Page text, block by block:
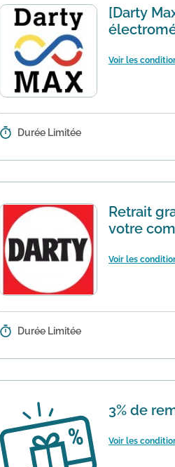
[Darty
Voir les
Détails : Darty MAX est un
Durée Limitée
Retrait
votre
Voir les
Détails : Darty propose sur son
Durée Limitée
3% de
Voir les